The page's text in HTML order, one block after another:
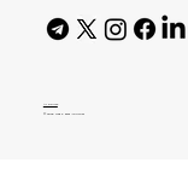
AI Policy
© 2026 High Bar Journal